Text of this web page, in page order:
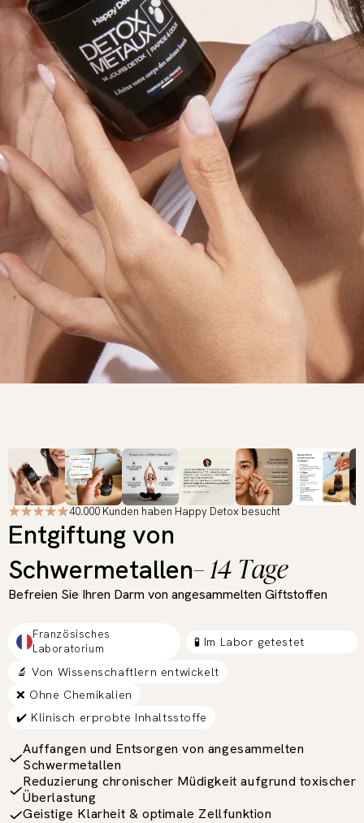
40.000 Kunden haben Happy Detox besucht
Entgiftung von
Schwermetallen– 14 Tage
Befreien Sie Ihren Darm von angesammelten Giftstoffen
Französisches
Laboratorium
🧪 Im Labor getestet
🔬 Von Wissenschaftlern entwickelt
❌ Ohne Chemikalien
✔️ Klinisch erprobte Inhaltsstoffe
Auffangen und Entsorgen von angesammelten
Schwermetallen
Reduzierung chronischer Müdigkeit aufgrund toxischer
Überlastung
Geistige Klarheit & optimale Zellfunktion